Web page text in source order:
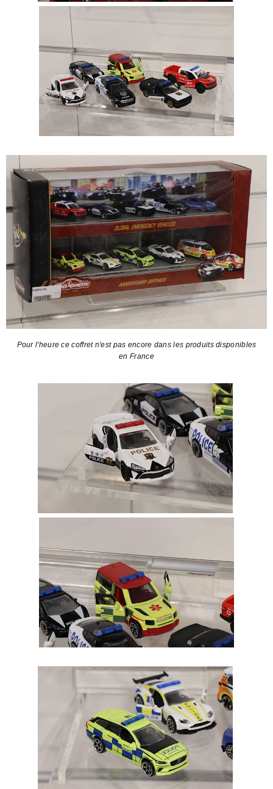
Pour l'heure ce coffret n'est pas encore dans les produits disponibles
en France